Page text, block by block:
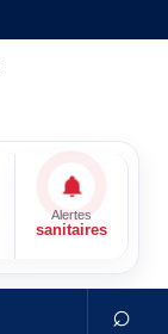
Alertes
sanitaires
⌕